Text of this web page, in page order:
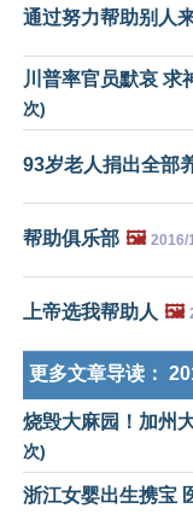
通过努力帮助别人
川普率官员默哀 求
次)
93岁老人捐出全部
帮助俱乐部 🖼️ 2016/
上帝选我帮助人 🖼️
更多文章导读：
烧毁大麻园！加州
次)
浙江女婴出生携宝